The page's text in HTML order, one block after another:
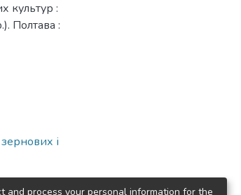
культур :
Полтава :
і
and process your personal information for the